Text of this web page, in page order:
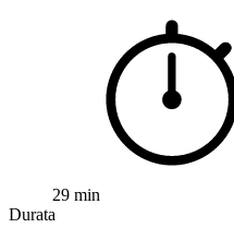
29 min
Durata